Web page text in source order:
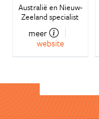
Australië en Nieuw-
Zeeland specialist
meer
website